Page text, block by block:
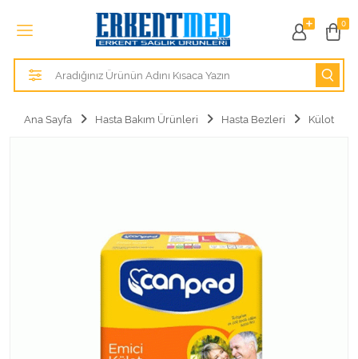
0
Tüm Kategoriler
Alezler
Hasta Bakım Ürünleri
Hastane Mobilyaları
Kişisel Bakım ve Sağlık
Ana Sayfa Hasta Bakım Ürünleri Hasta Bezleri Külot